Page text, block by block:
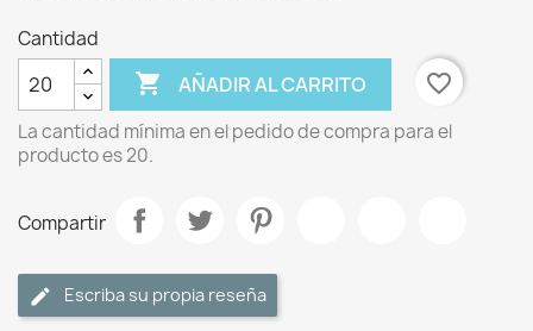
Cantidad
 AÑADIR AL CARRITO favorite_border
La cantidad mínima en el pedido de compra para el
producto es 20.
Compartir
Escriba su propia reseña